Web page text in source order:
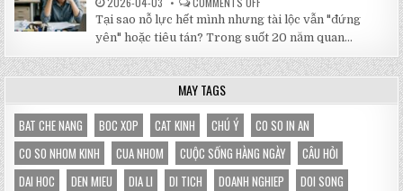
BẢO
GIÁM
GIÚP
THAY
ĐỔI
HOÀN
TOÀN
NGUYÊN
NHÂN
VẬN
ĐEN
ĐEO
BÁM
LỘC
BỊ
CHẶN
ĐỨNG
HOÀN
TOÀN
Tại sao nỗ lực hết mình nhưng tài lộc vẫn "đứng
yên" hoặc tiêu tán? Trong suốt 20 năm quan...
MAY TAGS
BAT CHE NANG BOC XOP CAT KINH CHÚ Ý
CO SO IN AN
CO SO NHOM KINH
CUA NHOM CUỘC SỐNG HÀNG NGÀY
CÂU HỎI
DAI HOC
DEN MIEU DIA LI DI TICH DOANH NGHIEP
DOI SONG